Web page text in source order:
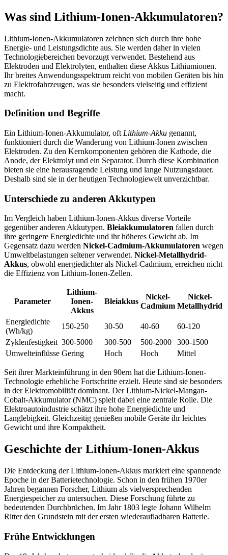
Was sind Lithium-Ionen-Akkumulatoren?
Lithium-Ionen-Akkumulatoren zeichnen sich durch ihre hohe
Energie- und Leistungsdichte aus. Sie werden daher in vielen
Technologiebereichen bevorzugt verwendet. Bestehend aus
Elektroden und Elektrolyten, enthalten diese Akkus Lithiumionen.
Ihr breites Anwendungsspektrum reicht von mobilen Geräten bis hin
zu Elektrofahrzeugen, was sie besonders vielseitig und effizient
macht.
Definition und Begriffe
Ein Lithium-Ionen-Akkumulator, oft Lithium-Akku genannt,
funktioniert durch die Wanderung von Lithium-Ionen zwischen
Elektroden. Zu den Kernkomponenten gehören die Kathode, die
Anode, der Elektrolyt und ein Separator. Durch diese Kombination
bieten sie eine herausragende Leistung und lange Nutzungsdauer.
Deshalb sind sie in der heutigen Technologiewelt unverzichtbar.
Unterschiede zu anderen Akkutypen
Im Vergleich haben Lithium-Ionen-Akkus diverse Vorteile
gegenüber anderen Akkutypen. Bleiakkumulatoren fallen durch
ihre geringere Energiedichte und ihr höheres Gewicht ab. Im
Gegensatz dazu werden Nickel-Cadmium-Akkumulatoren wegen
Umweltbelastungen seltener verwendet. Nickel-Metallhydrid-
Akkus, obwohl energiedichter als Nickel-Cadmium, erreichen nicht
die Effizienz von Lithium-Ionen-Zellen.
Parameter
Lithium-
Ionen-
Akkus
Bleiakkus
Nickel-
Cadmium
Nickel-
Metallhydrid
Energiedichte
(Wh/kg)
150-250 30-50 40-60
60-120
Zyklenfestigkeit 300-5000 300-500 500-2000
300-1500
Umwelteinflüsse Gering Hoch Hoch Mittel
Seit ihrer Markteinführung in den 90ern hat die Lithium-Ionen-
Technologie erhebliche Fortschritte erzielt. Heute sind sie besonders
in der Elektromobilität dominant. Der Lithium-Nickel-Mangan-
Cobalt-Akkumulator (NMC) spielt dabei eine zentrale Rolle. Die
Elektroautoindustrie schätzt ihre hohe Energiedichte und
Langlebigkeit. Gleichzeitig genießen mobile Geräte ihr leichtes
Gewicht und ihre Kompaktheit.
Geschichte der Lithium-Ionen-Akkus
Die Entdeckung der Lithium-Ionen-Akkus markiert eine spannende
Epoche in der Batterietechnologie. Schon in den frühen 1970er
Jahren begannen Forscher, Lithium als vielversprechenden
Energiespeicher zu untersuchen. Diese Forschung führte zu
bedeutenden Durchbrüchen. Im Jahr 1803 legte Johann Wilhelm
Ritter den Grundstein mit der ersten wiederaufladbaren Batterie.
Frühe Entwicklungen